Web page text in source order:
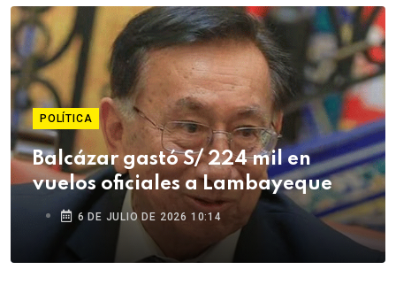
POLÍTICA
Balcázar gastó S/ 224 mil en
vuelos oficiales a Lambayeque
6 DE JULIO DE 2026 10:14